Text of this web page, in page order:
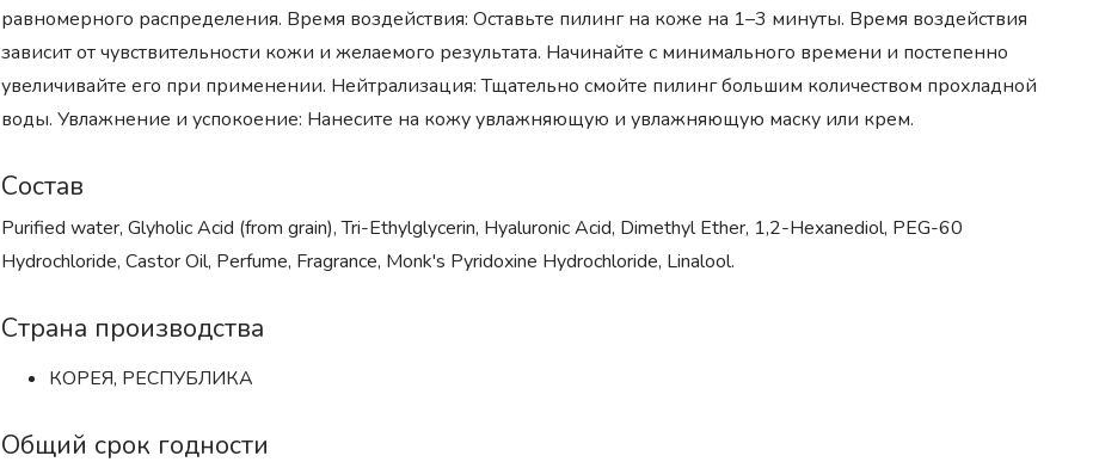
равномерного распределения. Время воздействия: Оставьте пилинг на коже на 1–3 минуты. Время воздействия
зависит от чувствительности кожи и желаемого результата. Начинайте с минимального времени и постепенно
увеличивайте его при применении. Нейтрализация: Тщательно смойте пилинг большим количеством прохладной
воды. Увлажнение и успокоение: Нанесите на кожу увлажняющую и увлажняющую маску или крем.
Состав
Purified water, Glyholic Acid (from grain), Tri-Ethylglycerin, Hyaluronic Acid, Dimethyl Ether, 1,2-Hexanediol, PEG-60
Hydrochloride, Castor Oil, Perfume, Fragrance, Monk's Pyridoxine Hydrochloride, Linalool.
Страна производства
КОРЕЯ, РЕСПУБЛИКА
Общий срок годности